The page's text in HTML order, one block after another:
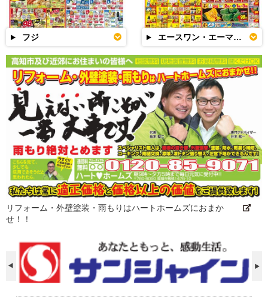
フジ エースワン・エーマックス
リフォーム・外壁塗装・雨もりはハートホームズにおまか
せ！！